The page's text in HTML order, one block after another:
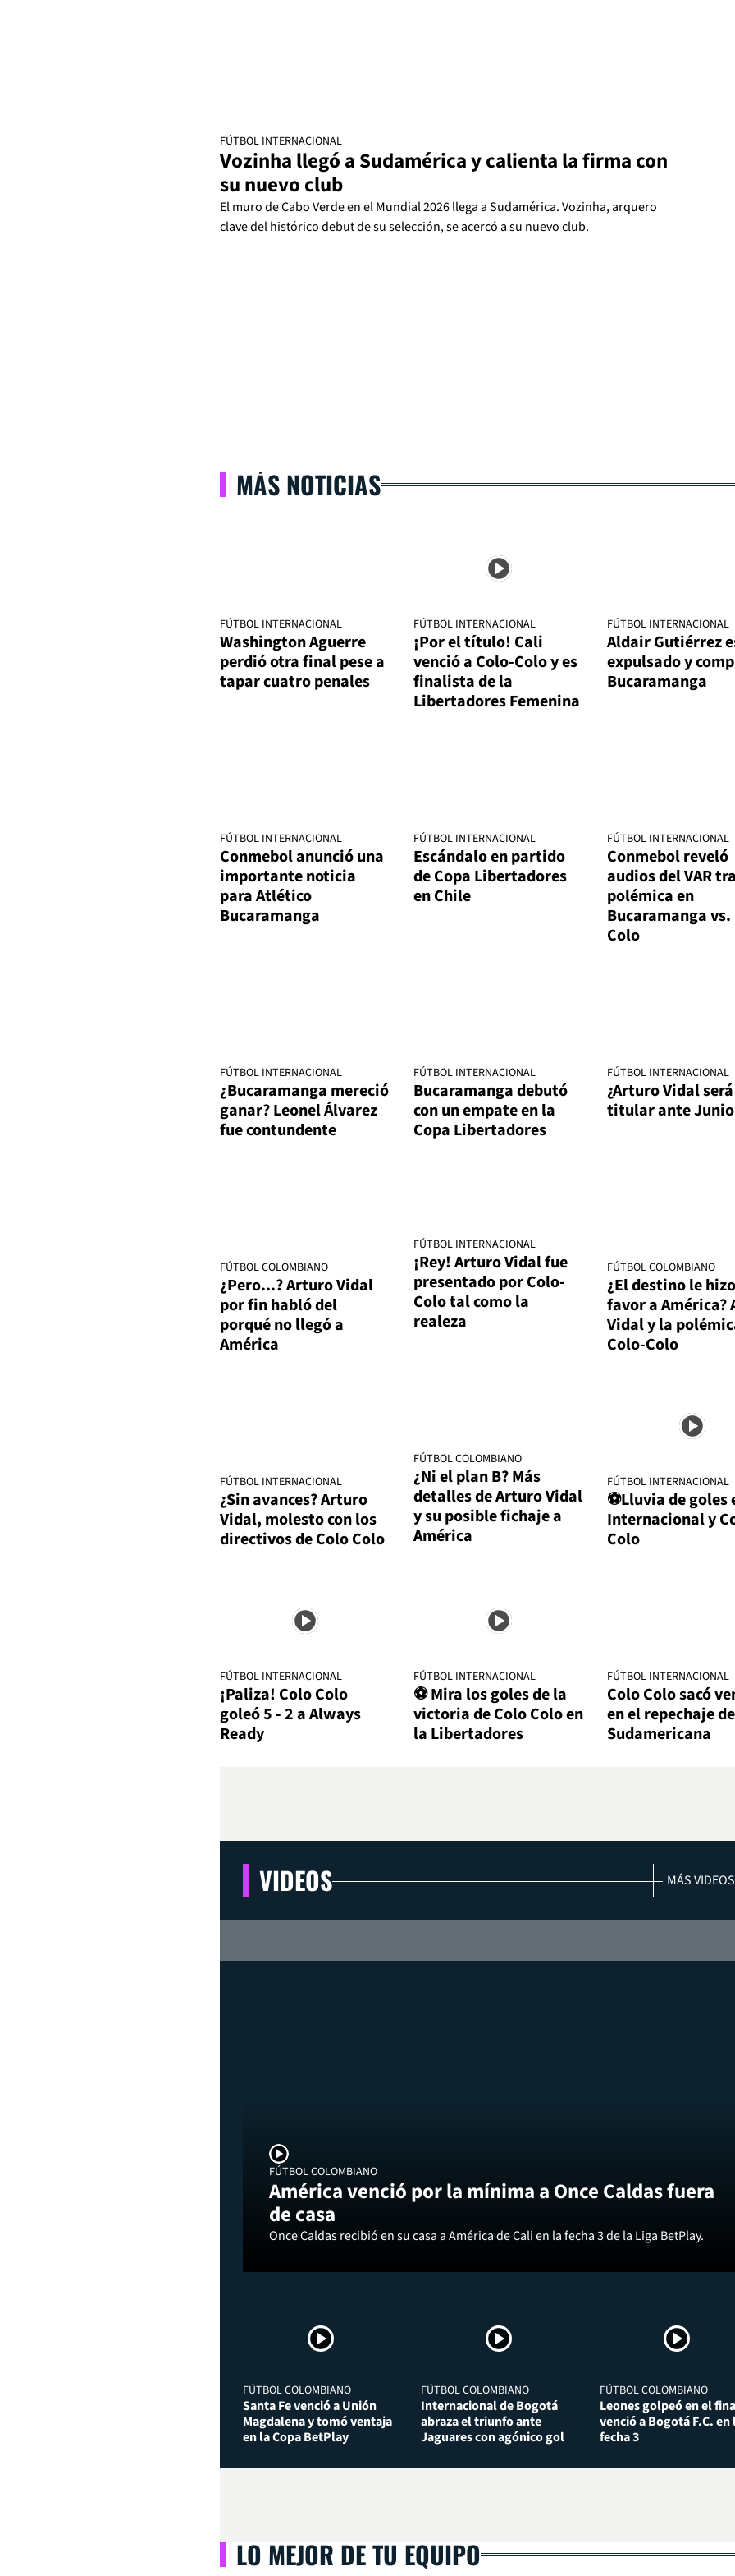
FÚTBOL INTERNACIONAL
Vozinha llegó a Sudamérica y calienta la firma con
su nuevo club
El muro de Cabo Verde en el Mundial 2026 llega a Sudamérica. Vozinha, arquero
clave del histórico debut de su selección, se acercó a su nuevo club.
MÁS NOTICIAS
FÚTBOL INTERNACIONAL
Washington Aguerre
perdió otra final pese a
tapar cuatro penales
FÚTBOL INTERNACIONAL
¡Por el título! Cali
venció a Colo-Colo y es
finalista de la
Libertadores Femenina
FÚTBOL INTERNACIONAL
Aldair Gutiérrez
expulsado y
Bucaramanga
FÚTBOL INTERNACIONAL
Conmebol anunció una
importante noticia
para Atlético
Bucaramanga
FÚTBOL INTERNACIONAL
Escándalo en partido
de Copa Libertadores
en Chile
FÚTBOL INTERNACIONAL
Conmebol reveló
audios del VAR
polémica en
Bucaramanga vs.
Colo
FÚTBOL INTERNACIONAL
¿Bucaramanga mereció
ganar? Leonel Álvarez
fue contundente
FÚTBOL INTERNACIONAL
Bucaramanga debutó
con un empate en la
Copa Libertadores
FÚTBOL INTERNACIONAL
¿Arturo Vidal será
titular ante
FÚTBOL COLOMBIANO
¿Pero...? Arturo Vidal
por fin habló del
porqué no llegó a
América
FÚTBOL INTERNACIONAL
¡Rey! Arturo Vidal fue
presentado por Colo-
Colo tal como la
realeza
FÚTBOL COLOMBIANO
¿El destino le
favor a América?
Vidal y la
Colo-Colo
FÚTBOL INTERNACIONAL
¿Sin avances? Arturo
Vidal, molesto con los
directivos de Colo Colo
FÚTBOL COLOMBIANO
¿Ni el plan B? Más
detalles de Arturo Vidal
y su posible fichaje a
América
FÚTBOL INTERNACIONAL
⚽Lluvia de goles
Internacional y
Colo
FÚTBOL INTERNACIONAL
¡Paliza! Colo Colo
goleó 5 - 2 a Always
Ready
FÚTBOL INTERNACIONAL
⚽ Mira los goles de la
victoria de Colo Colo en
la Libertadores
FÚTBOL INTERNACIONAL
Colo Colo sacó
en el repechaje
Sudamericana
VIDEOS MÁS VIDEOS
FÚTBOL COLOMBIANO
América venció por la mínima a Once Caldas fuera
de casa
Once Caldas recibió en su casa a América de Cali en la fecha 3 de la Liga BetPlay.
FÚTBOL COLOMBIANO
Santa Fe venció a Unión
Magdalena y tomó ventaja
en la Copa BetPlay
FÚTBOL COLOMBIANO
Internacional de Bogotá
abraza el triunfo ante
Jaguares con agónico gol
FÚTBOL COLOMBIANO
Leones golpeó en el
venció a Bogotá F.C. en
fecha 3
LO MEJOR DE TU EQUIPO